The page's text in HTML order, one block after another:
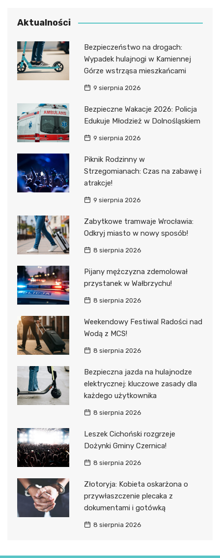
Aktualności
Bezpieczeństwo na drogach:
Wypadek hulajnogi w Kamiennej
Górze wstrząsa mieszkańcami
9 sierpnia 2026
Bezpieczne Wakacje 2026: Policja
Edukuje Młodzież w Dolnośląskiem
9 sierpnia 2026
Piknik Rodzinny w
Strzegomianach: Czas na zabawę i
atrakcje!
9 sierpnia 2026
Zabytkowe tramwaje Wrocławia:
Odkryj miasto w nowy sposób!
8 sierpnia 2026
Pijany mężczyzna zdemolował
przystanek w Wałbrzychu!
8 sierpnia 2026
Weekendowy Festiwal Radości nad
Wodą z MCS!
8 sierpnia 2026
Bezpieczna jazda na hulajnodze
elektrycznej: kluczowe zasady dla
każdego użytkownika
8 sierpnia 2026
Leszek Cichoński rozgrzeje
Dożynki Gminy Czernica!
8 sierpnia 2026
Złotoryja: Kobieta oskarżona o
przywłaszczenie plecaka z
dokumentami i gotówką
8 sierpnia 2026